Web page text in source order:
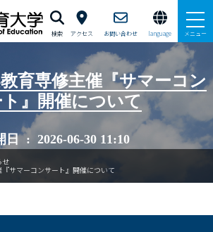
検索 アクセス お問い合わせ language メニュー
びたい方へ
方へ
修了生の方、現職教員の方へ
企業の方へ
育専修主催『サマーコン
』開催について
日 : 2026-06-30 11:10
せ
サマーコンサート』開催について